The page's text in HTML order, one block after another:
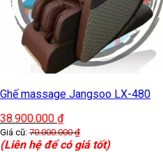
Ghế massage Jangsoo LX-480
38.900.000 ₫
Giá cũ: 70.000.000₫
(Liên hệ để có giá tốt)